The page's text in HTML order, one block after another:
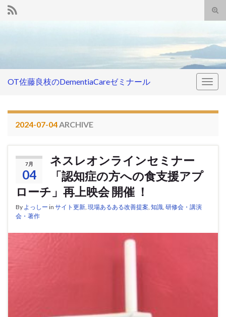
OT佐藤良枝のDementiaCareゼミナール
2024-07-04 ARCHIVE
7月
04
ネスレオンラインセミナー
「認知症の方への食支援アプ
ローチ」再上映会 開催 ！
By よっしー in サイト更新 現場あるある改善提案 知識 研修会・講演
会・著作